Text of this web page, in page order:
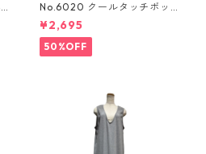
No.6020 クールタッチボック
スロゴtee
¥2,695
50%OFF